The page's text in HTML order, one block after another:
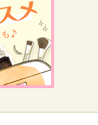
検索